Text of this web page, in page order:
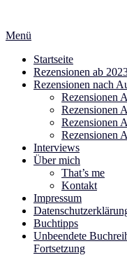
springen
Menü
Startseite
Rezensionen ab
Rezensionen nach
Rezensionen
Rezensionen
Rezensionen
Rezensionen
Interviews
Über mich
That’s me
Kontakt
Impressum
Buchtipps
Unbeendete
Fortsetzung